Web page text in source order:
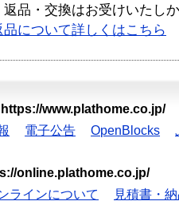
返品・交換はお受けいたし
品について詳しくはこちら
https://www.plathome.co.jp/
電子公告 OpenBlocks
online.plathome.co.jp/
ラインについて
見積書・